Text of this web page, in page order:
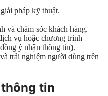
pháp kỹ thuật.
và chăm sóc khách hàng.
vụ hoặc chương trình
ý nhận thông tin).
trải nghiệm người dùng trên
tin